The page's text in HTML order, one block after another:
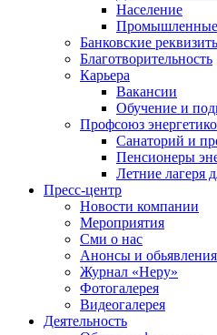
Население
Промышленные
Банковские
Благотворительность
Карьера
Вакансии
Обучение и
Профсоюз
Санаторий и
Пенсионеры
Летние лагеря
Пресс-центр
Новости компании
Мероприятия
Сми о нас
Анонсы и обьявления
Журнал «Неру»
Фотогалерея
Видеогалерея
Деятельность